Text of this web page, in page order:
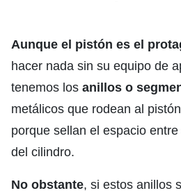
Aunque el pistón es el
hacer nada sin su equipo de
tenemos los anillos o
metálicos que rodean al
porque sellan el espacio
del cilindro.
No obstante, si estos anillos